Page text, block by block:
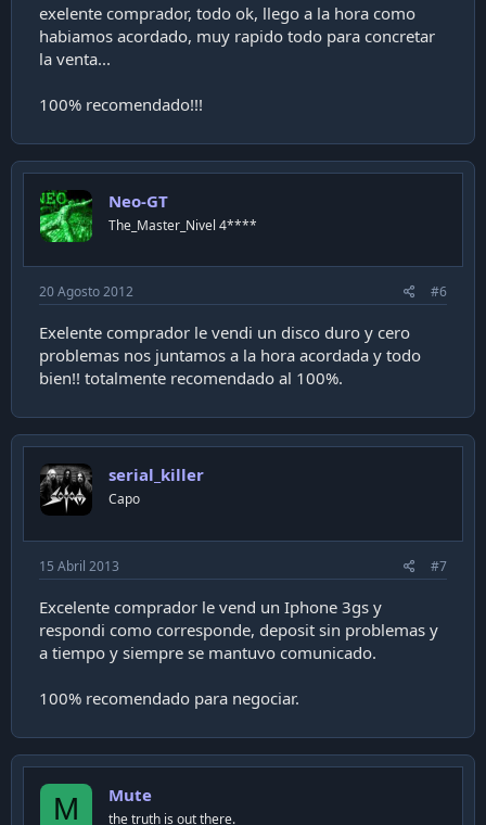
exelente comprador, todo ok, llego a la hora como
habiamos acordado, muy rapido todo para concretar
la venta...
100% recomendado!!!
Neo-GT
The_Master_Nivel 4****
20 Agosto 2012 #6
Exelente comprador le vendi un disco duro y cero
problemas nos juntamos a la hora acordada y todo
bien!! totalmente recomendado al 100%.
serial_killer
Capo
15 Abril 2013 #7
Excelente comprador le vend un Iphone 3gs y
respondi como corresponde, deposit sin problemas y
a tiempo y siempre se mantuvo comunicado.
100% recomendado para negociar.
M Mute
the truth is out there.